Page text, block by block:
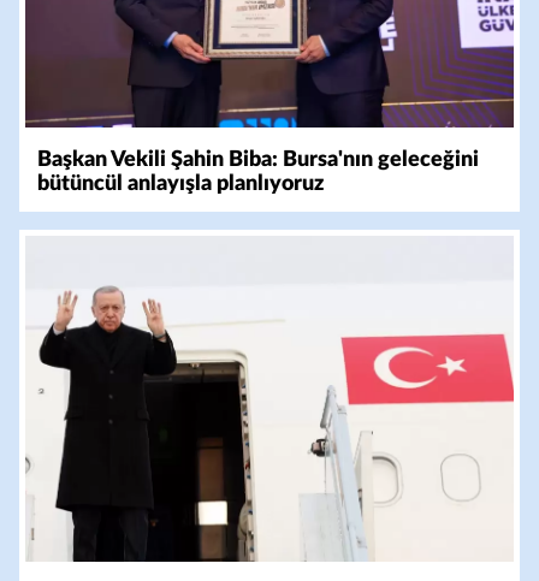
Başkan Vekili Şahin Biba: Bursa'nın geleceğini
bütüncül anlayışla planlıyoruz